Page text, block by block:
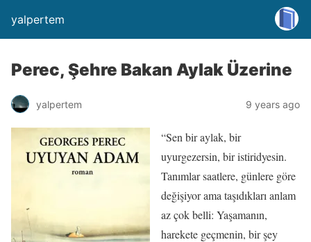
yalpertem
Perec, Şehre Bakan Aylak Üzerine
yalpertem 9 years ago
“Sen bir aylak, bir
uyurgezersin, bir istiridyesin.
Tanımlar saatlere, günlere göre
değişiyor ama taşıdıkları anlam
az çok belli: Yaşamanın,
harekete geçmenin, bir şey